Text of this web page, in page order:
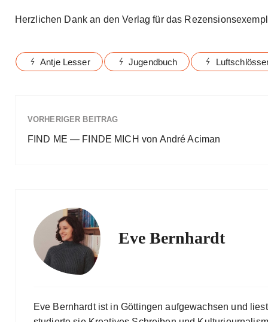
Herzlichen Dank an den Verlag für das
Antje Lesser Jugendbuch
VORHERIGER BEITRAG
FIND ME — FINDE MICH von André Aciman
Eve Bernhardt
Eve Bernhardt ist in Göttingen aufgewachsen und